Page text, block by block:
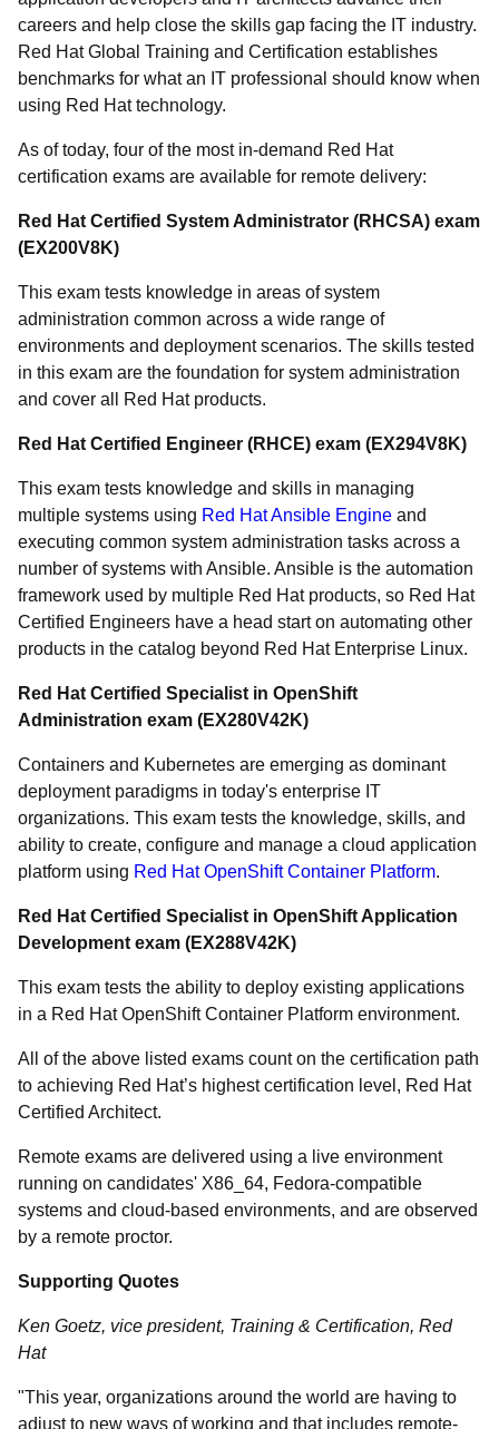
careers and help close the skills gap facing the IT industry.
Red Hat Global Training and Certification establishes
benchmarks for what an IT professional should know when
using Red Hat technology.
As of today, four of the most in-demand Red Hat
certification exams are available for remote delivery:
Red Hat Certified System Administrator (RHCSA) exam
(EX200V8K)
This exam tests knowledge in areas of system
administration common across a wide range of
environments and deployment scenarios. The skills tested
in this exam are the foundation for system administration
and cover all Red Hat products.
Red Hat Certified Engineer (RHCE) exam (EX294V8K)
This exam tests knowledge and skills in managing
multiple systems using Red Hat Ansible Engine and
executing common system administration tasks across a
number of systems with Ansible. Ansible is the automation
framework used by multiple Red Hat products, so Red Hat
Certified Engineers have a head start on automating other
products in the catalog beyond Red Hat Enterprise Linux.
Red Hat Certified Specialist in OpenShift
Administration exam (EX280V42K)
Containers and Kubernetes are emerging as dominant
deployment paradigms in today's enterprise IT
organizations. This exam tests the knowledge, skills, and
ability to create, configure and manage a cloud application
platform using Red Hat OpenShift Container Platform.
Red Hat Certified Specialist in OpenShift Application
Development exam (EX288V42K)
This exam tests the ability to deploy existing applications
in a Red Hat OpenShift Container Platform environment.
All of the above listed exams count on the certification path
to achieving Red Hat’s highest certification level, Red Hat
Certified Architect.
Remote exams are delivered using a live environment
running on candidates' X86_64, Fedora-compatible
systems and cloud-based environments, and are observed
by a remote proctor.
Supporting Quotes
Ken Goetz, vice president, Training & Certification, Red
Hat
"This year, organizations around the world are having to
adjust to new ways of working and that includes remote-